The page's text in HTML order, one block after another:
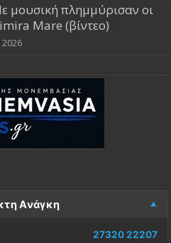
μουσική πλημμύρισαν οι
Mare (βίντεο)
Ανάγκη
27320 22207